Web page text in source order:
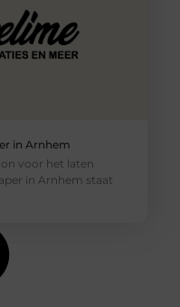
in Arnhem
voor het laten
in Arnhem staat